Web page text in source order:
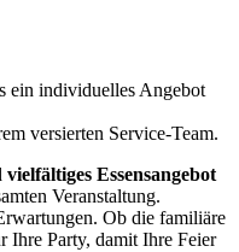
ein individuelles Angebot
versierten Service-Team.
vielfältiges Essensangebot
Veranstaltung.
Ob die familiäre
Ihre Party, damit Ihre Feier